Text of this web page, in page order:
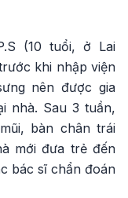
(10 tuổi, ở Lai
khi nhập viện
nên được gia
nhà. Sau 3 tuần,
bàn chân trái
mới đưa trẻ đến
bác sĩ chẩn đoán